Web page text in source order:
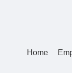
Home